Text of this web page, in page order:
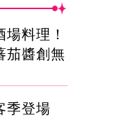
料理！
茄醬創無
季登場